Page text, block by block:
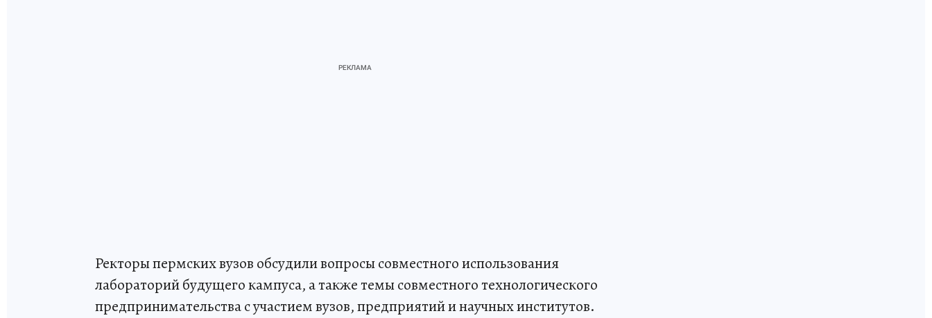
Ректоры пермских вузов обсудили вопросы совместного использования
лабораторий будущего кампуса, а также темы совместного технологического
предпринимательства с участием вузов, предприятий и научных институтов.